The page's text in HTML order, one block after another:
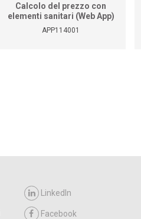
Calcolo del prezzo con
elementi sanitari (Web App)
APP114001
LinkedIn
Facebook